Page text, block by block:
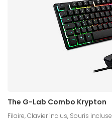
The G-Lab Combo Krypton
Filaire, Clavier inclus, Souris incluse